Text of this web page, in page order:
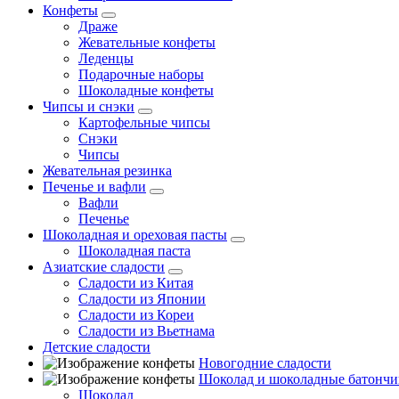
Конфеты
Драже
Жевательные конфеты
Леденцы
Подарочные наборы
Шоколадные конфеты
Чипсы и снэки
Картофельные чипсы
Снэки
Чипсы
Жевательная резинка
Печенье и вафли
Вафли
Печенье
Шоколадная и ореховая пасты
Шоколадная паста
Азиатские сладости
Сладости из Китая
Сладости из Японии
Сладости из Кореи
Сладости из Вьетнама
Детские сладости
Новогодние сладости
Шоколад и шоколадные
Шоколад